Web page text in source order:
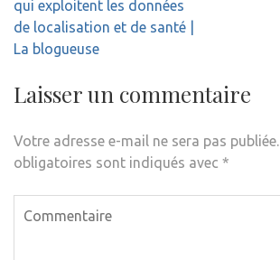
qui exploitent les données
de localisation et de santé |
La blogueuse
Laisser un commentaire
Votre adresse e-mail ne sera pas publiée.
obligatoires sont indiqués avec *